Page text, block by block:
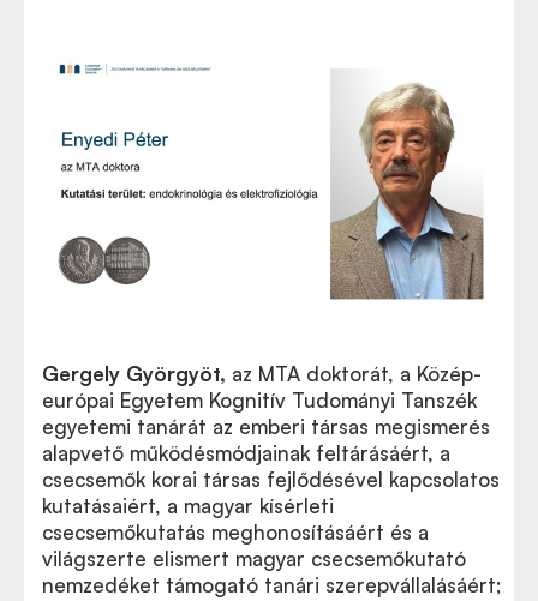
Gergely Györgyöt, az MTA doktorát, a Közép-
európai Egyetem Kognitív Tudományi Tanszék
egyetemi tanárát az emberi társas megismerés
alapvető működésmódjainak feltárásáért, a
csecsemők korai társas fejlődésével kapcsolatos
kutatásaiért, a magyar kísérleti
csecsemőkutatás meghonosításáért és a
világszerte elismert magyar csecsemőkutató
nemzedéket támogató tanári szerepvállalásáért;